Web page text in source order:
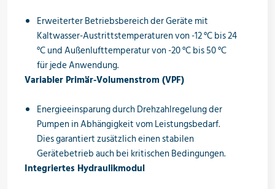
Erweiterter Betriebsbereich der Geräte mit
Kaltwasser-Austrittstemperaturen von -12 °C bis 24
°C und Außenlufttemperatur von -20 °C bis 50 °C
für jede Anwendung.
Variabler Primär-Volumenstrom (VPF)
Energieeinsparung durch Drehzahlregelung der
Pumpen in Abhängigkeit vom Leistungsbedarf.
Dies garantiert zusätzlich einen stabilen
Gerätebetrieb auch bei kritischen Bedingungen.
Integriertes Hydraulikmodul